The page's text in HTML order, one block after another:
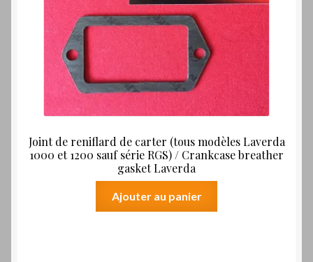
Joint de reniflard de carter (tous modèles Laverda
1000 et 1200 sauf série RGS) / Crankcase breather
gasket Laverda
Ajouter au panier